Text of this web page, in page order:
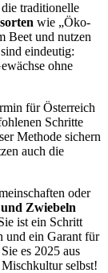
traditionelle
wie „Öko-
Beet und nutzen
eindeutig:
ohne
für Österreich
Schritte
Methode sichern
auch die
oder
Zwiebeln
ist ein Schritt
und ein Garant für
es 2025 aus
selbst!